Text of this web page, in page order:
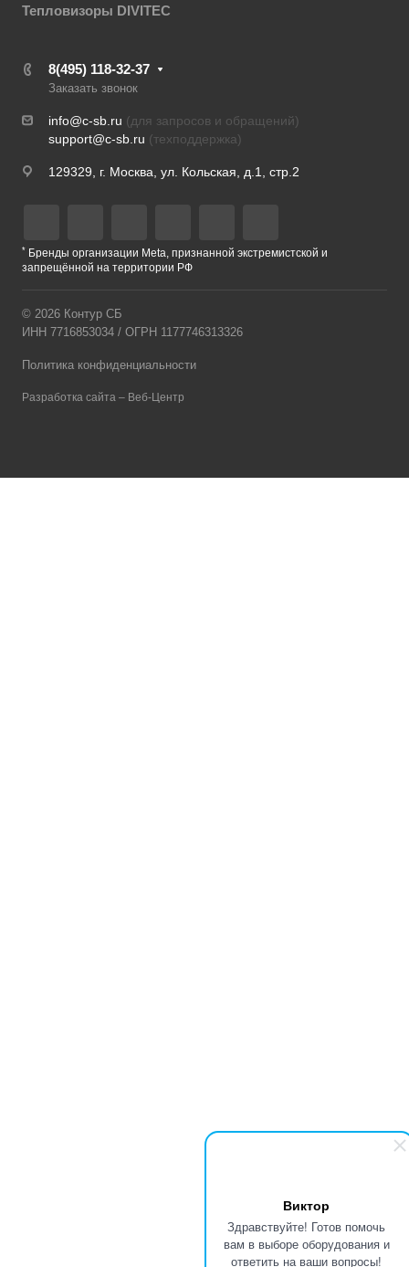
Виктор
Здравствуйте! Готов помочь
вам в выборе оборудования и
ответить на ваши вопросы!
Тепловизоры DIVITEC
8(495) 118-32-37
Заказать звонок
info@c-sb.ru (для запросов и обращений)
support@c-sb.ru (техподдержка)
129329, г. Москва, ул. Кольская, д.1, стр.2
* Бренды организации Meta, признанной экстремистской и
запрещённой на территории РФ
© 2026 Контур СБ
ИНН 7716853034 / ОГРН 1177746313326
Политика конфиденциальности
Разработка сайта – Веб-Центр